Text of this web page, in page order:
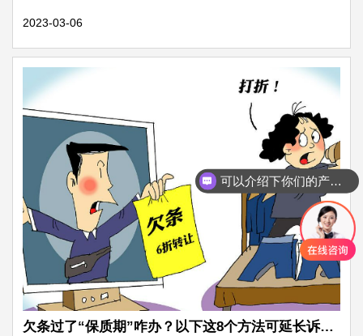
2023-03-06
欠条过了“保质期”咋办？以下这8个方法可延长诉讼时效
可以介绍下你们的产品么